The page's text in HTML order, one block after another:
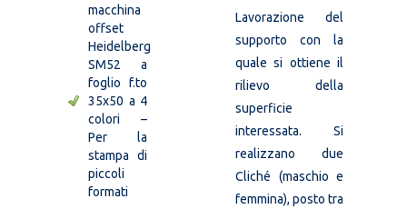
macchina
offset
Heidelberg
SM52 a
foglio f.to
35x50 a 4
colori –
Per la
stampa di
piccoli
formati
Lavorazione del
supporto con la
quale si ottiene il
rilievo della
superficie
interessata. Si
realizzano due
Cliché (maschio e
femmina), posto tra